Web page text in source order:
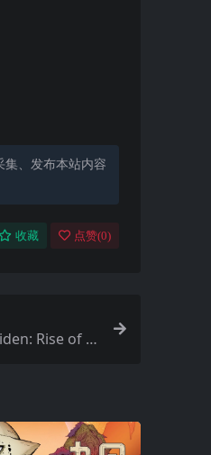
、发布本站内容
收藏 点赞(0)
Rise of t